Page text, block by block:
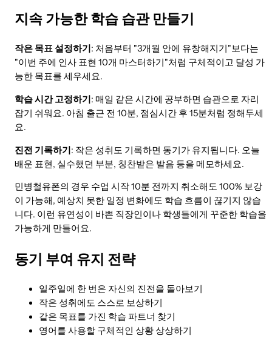
지속 가능한 학습 습관 만들기
작은 목표 설정하기: 처음부터 "3개월 안에 유창해지기"보다는
"이번 주에 인사 표현 10개 마스터하기"처럼 구체적이고 달성 가
능한 목표를 세우세요.
학습 시간 고정하기: 매일 같은 시간에 공부하면 습관으로 자리
잡기 쉬워요. 아침 출근 전 10분, 점심시간 후 15분처럼 정해두세
요.
진전 기록하기: 작은 성취도 기록하면 동기가 유지됩니다. 오늘
배운 표현, 실수했던 부분, 칭찬받은 발음 등을 메모하세요.
민병철유폰의 경우 수업 시작 10분 전까지 취소해도 100% 보강
이 가능해, 예상치 못한 일정 변화에도 학습 흐름이 끊기지 않습
니다. 이런 유연성이 바쁜 직장인이나 학생들에게 꾸준한 학습을
가능하게 만들어요.
동기 부여 유지 전략
일주일에 한 번은 자신의 진전을 돌아보기
작은 성취에도 스스로 보상하기
같은 목표를 가진 학습 파트너 찾기
영어를 사용할 구체적인 상황 상상하기